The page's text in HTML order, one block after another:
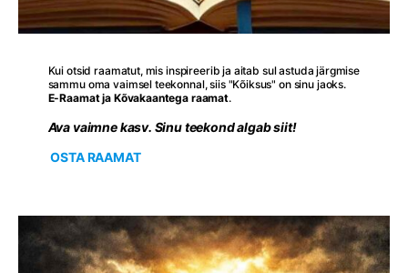
Kui otsid raamatut, mis inspireerib ja aitab sul astuda järgmise
sammu oma vaimsel teekonnal, siis "Kõiksus" on sinu jaoks.
E-Raamat ja Kõvakaantega raamat.
Ava vaimne kasv. Sinu teekond algab siit!
OSTA RAAMAT